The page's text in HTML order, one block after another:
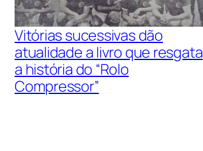
Vitórias sucessivas dão
atualidade a livro que resgata
a história do “Rolo
Compressor”